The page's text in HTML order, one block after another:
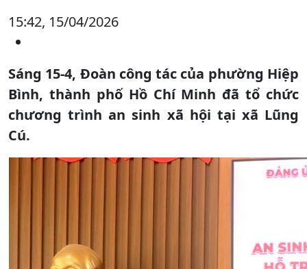
15:42, 15/04/2026
Sáng 15-4, Đoàn công tác của phường Hiệp
Bình, thành phố Hồ Chí Minh đã tổ chức
chương trình an sinh xã hội tại xã Lũng
Cú.